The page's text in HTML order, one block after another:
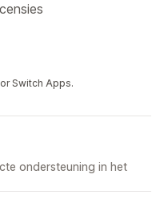
Switch Apps.
ondersteuning in het